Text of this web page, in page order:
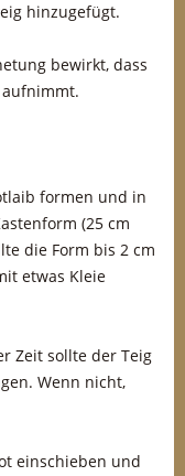
hinzugefügt.
bewirkt, dass
aufnimmt.
formen und in
(25 cm
die Form bis 2 cm
etwas Kleie
Zeit sollte der Teig
Wenn nicht,
einschieben und